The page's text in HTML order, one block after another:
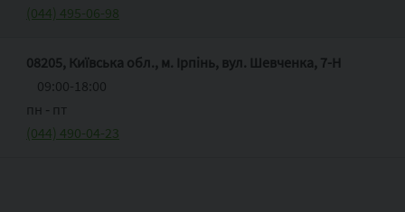
(044) 495-06-98
08205, Київська обл., м. Ірпінь, вул. Шевченка, 7-Н
09:00-18:00
пн ‑ пт
(044) 490-04-23